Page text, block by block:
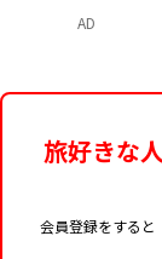
AD
旅好きな
会員登録をすると